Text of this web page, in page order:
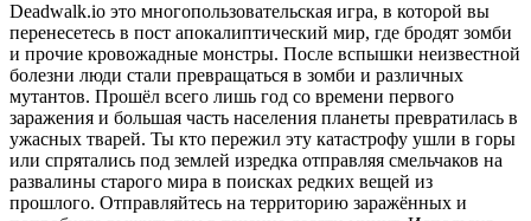
Deadwalk.io это многопользовательская игра, в которой вы
перенесетесь в пост апокалиптический мир, где бродят зомби
и прочие кровожадные монстры. После вспышки неизвестной
болезни люди стали превращаться в зомби и различных
мутантов. Прошёл всего лишь год со времени первого
заражения и большая часть населения планеты превратилась в
ужасных тварей. Ты кто пережил эту катастрофу ушли в горы
или спрятались под землей изредка отправляя смельчаков на
развалины старого мира в поисках редких вещей из
прошлого. Отправляйтесь на территорию заражённых и